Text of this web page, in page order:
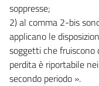
soppresse;
2) al comma 2-bis
applicano le
soggetti che fruiscono
perdita è riportabile
secondo periodo ».